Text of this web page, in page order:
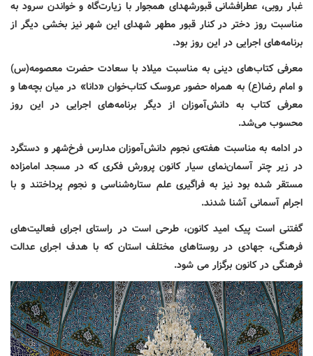
غبار روبی، عطرافشانی قبورشهدای همجوار با زیارت‌گاه و خواندن سرود به
مناسبت روز دختر در کنار قبور مطهر شهدای این شهر نیز بخشی دیگر از
برنامه‌های اجرایی در این روز بود.
معرفی کتاب‌های دینی به مناسبت میلاد با سعادت حضرت معصومه(س)
و امام رضا(ع) به همراه حضور عروسک کتاب‌خوان «دانا» در میان بچه‌ها و
معرفی کتاب به دانش‌آموزان از دیگر برنامه‌های اجرایی در این روز
محسوب می‌شد.
در ادامه به مناسبت هفته‌ی نجوم دانش‌آموزان مدارس فرخ‌شهر و دستگرد
در زیر چتر آسمان‌نمای سیار کانون پرورش فکری که در مسجد امامزاده
مستقر شده بود نیز به فراگیری علم ستاره‌شناسی و نجوم پرداختند و با
اجرام آسمانی آشنا شدند.
گفتنی است پیک امید کانون، طرحی است در راستای اجرای فعالیت‌های
فرهنگی، جهادی در روستاهای مختلف استان که با هدف اجرای عدالت
فرهنگی در کانون برگزار می شود.